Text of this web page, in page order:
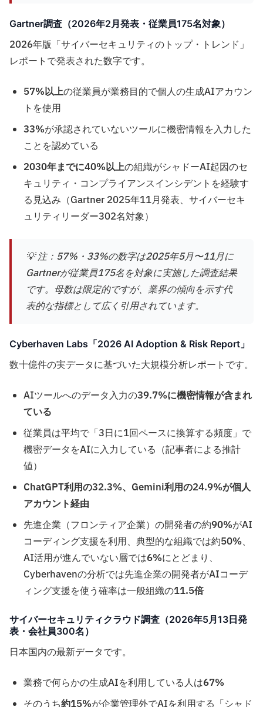
Gartner調査（2026年2月発表・従業員175名対象）
2026年版「サイバーセキュリティのトップ・トレンド」
レポートで発表された数字です。
57%以上の従業員が業務目的で個人の生成AIアカウン
トを使用
33%が承認されていないツールに機密情報を入力した
ことを認めている
2030年までに40%以上の組織がシャドーAI起因のセ
キュリティ・コンプライアンスインシデントを経験す
る見込み（Gartner 2025年11月発表、サイバーセキ
ュリティリーダー302名対象）
💡 注：57%・33%の数字は2025年5月〜11月に
Gartnerが従業員175名を対象に実施した調査結果
です。母数は限定的ですが、業界の傾向を示す代
表的な指標として広く引用されています。
Cyberhaven Labs「2026 AI Adoption & Risk Report」
数十億件の実データに基づいた大規模分析レポートです。
AIツールへのデータ入力の39.7%に機密情報が含まれ
ている
従業員は平均で「3日に1回ペースに換算する頻度」で
機密データをAIに入力している（記事者による推計
値）
ChatGPT利用の32.3%、Gemini利用の24.9%が個人
アカウント経由
先進企業（フロンティア企業）の開発者の約90%がAI
コーディング支援を利用、典型的な組織では約50%、
AI活用が進んでいない層では6%にとどまり、
Cyberhavenの分析では先進企業の開発者がAIコーデ
ィング支援を使う確率は一般組織の11.5倍
サイバーセキュリティクラウド調査（2026年5月13日発
表・会社員300名）
日本国内の最新データです。
業務で何らかの生成AIを利用している人は67%